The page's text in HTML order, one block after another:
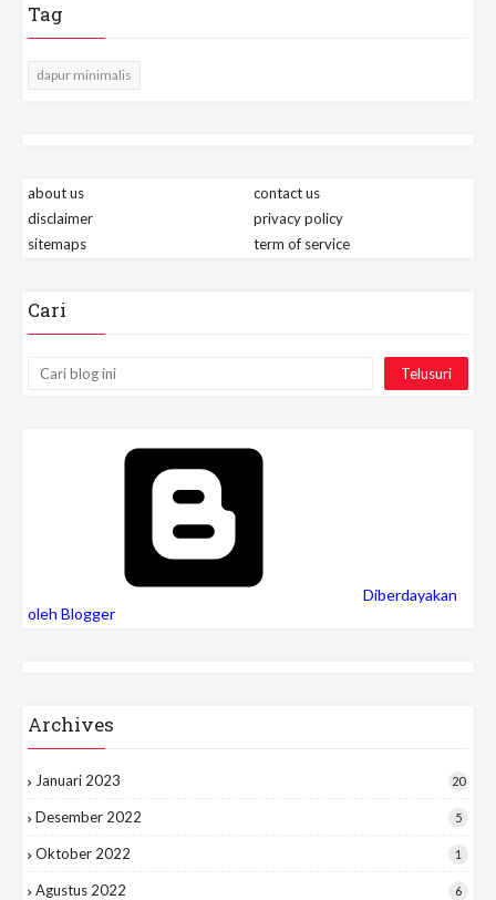
Tag
dapur minimalis
about us
contact us
disclaimer
privacy policy
sitemaps
term of service
Cari
Diberdayakan
oleh Blogger
Archives
Januari 2023 20
Desember 2022 5
Oktober 2022 1
Agustus 2022 6